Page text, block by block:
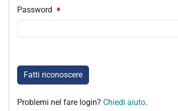
Password
Fatti riconoscere
Problemi nel fare login? Chiedi aiuto.